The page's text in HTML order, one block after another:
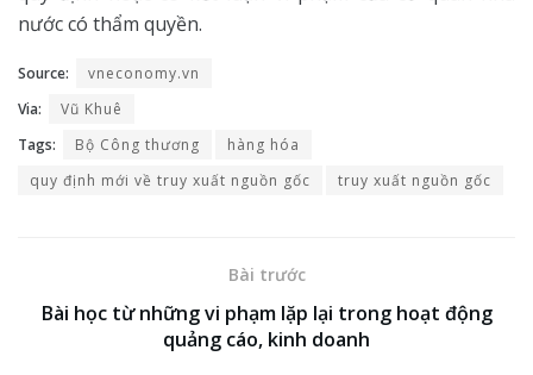
nước có thẩm quyền.
Source:
vneconomy.vn
Via:
Vũ Khuê
Tags:
Bộ Công thương
hàng hóa
quy định mới về truy xuất nguồn gốc
truy xuất nguồn gốc
Bài trước
Bài học từ những vi phạm lặp lại trong hoạt động
quảng cáo, kinh doanh